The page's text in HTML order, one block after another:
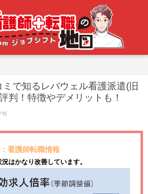
で知るレバウェル看護派遣(旧
判！特徴やデメリットも！
看護師転職情報
はかなり改善しています。